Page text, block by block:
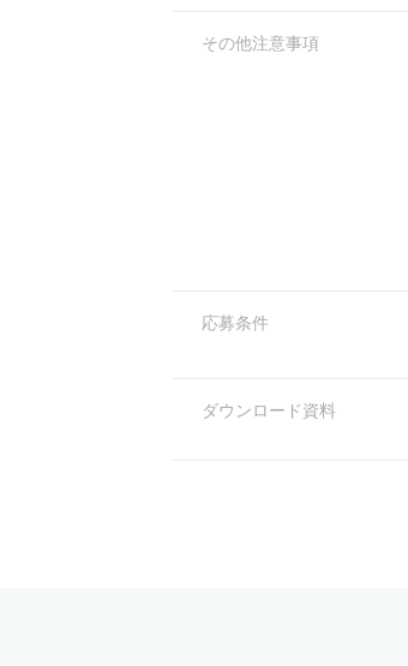
その他注意事項
応募条件
ダウンロード資料